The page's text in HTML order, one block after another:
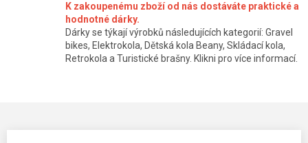
K zakoupenému zboží od nás dostáváte praktické a
hodnotné dárky.
Dárky se týkají výrobků následujících kategorií: Gravel
bikes, Elektrokola, Dětská kola Beany, Skládací kola,
Retrokola a Turistické brašny. Klikni pro více informací.